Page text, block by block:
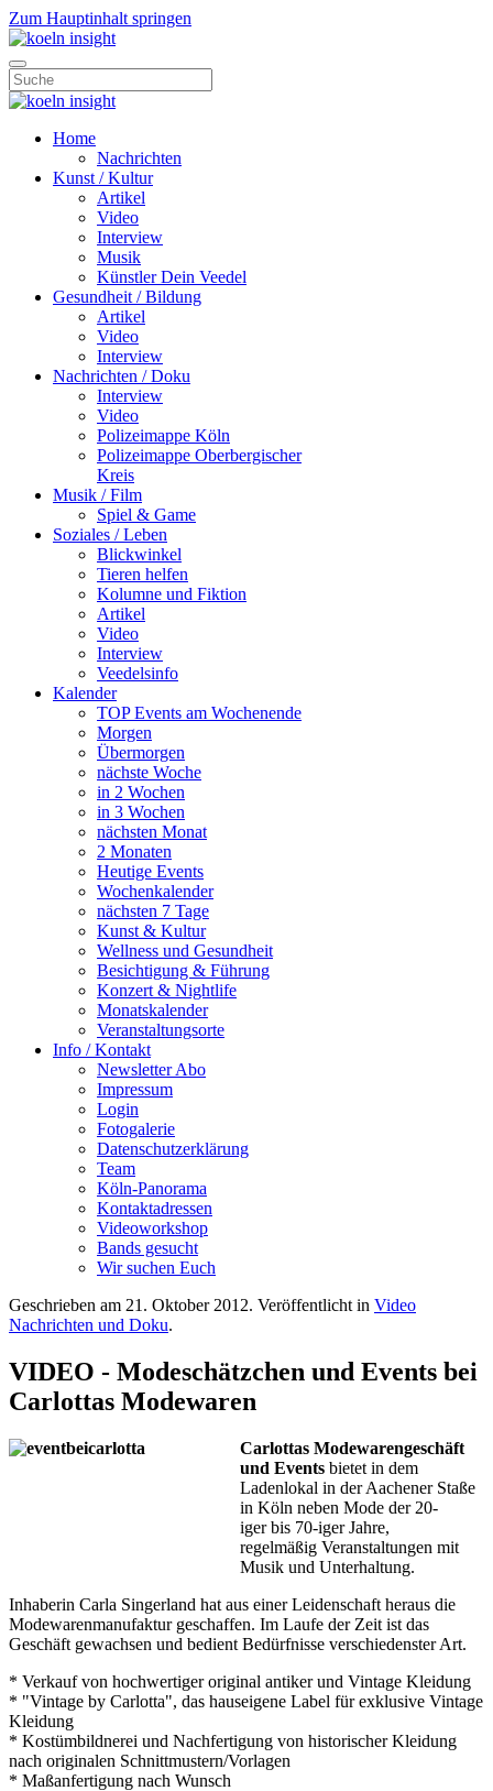
Zum Hauptinhalt springen
Home
Nachrichten
Kunst / Kultur
Artikel
Video
Interview
Musik
Künstler Dein Veedel
Gesundheit / Bildung
Artikel
Video
Interview
Nachrichten / Doku
Interview
Video
Polizeimappe Köln
Polizeimappe Oberbergischer
Kreis
Musik / Film
Spiel & Game
Soziales / Leben
Blickwinkel
Tieren helfen
Kolumne und Fiktion
Artikel
Video
Interview
Veedelsinfo
Kalender
TOP Events am Wochenende
Morgen
Übermorgen
nächste Woche
in 2 Wochen
in 3 Wochen
nächsten Monat
2 Monaten
Heutige Events
Wochenkalender
nächsten 7 Tage
Kunst & Kultur
Wellness und Gesundheit
Besichtigung & Führung
Konzert & Nightlife
Monatskalender
Veranstaltungsorte
Info / Kontakt
Newsletter Abo
Impressum
Login
Fotogalerie
Datenschutzerklärung
Team
Köln-Panorama
Kontaktadressen
Videoworkshop
Bands gesucht
Wir suchen Euch
Geschrieben am 21. Oktober 2012. Veröffentlicht in Video
Nachrichten und Doku.
VIDEO - Modeschätzchen und Events bei
Carlottas Modewaren
Carlottas Modewarengeschäft
und Events bietet in dem
Ladenlokal in der Aachener Staße
in Köln neben Mode der 20-
iger bis 70-iger Jahre,
regelmäßig Veranstaltungen mit
Musik und Unterhaltung.
Inhaberin Carla Singerland hat aus einer Leidenschaft heraus die
Modewarenmanufaktur geschaffen. Im Laufe der Zeit ist das
Geschäft gewachsen und bedient Bedürfnisse verschiedenster Art.
* Verkauf von hochwertiger original antiker und Vintage Kleidung
* "Vintage by Carlotta", das hauseigene Label für exklusive Vintage
Kleidung
* Kostümbildnerei und Nachfertigung von historischer Kleidung
nach originalen Schnittmustern/Vorlagen
* Maßanfertigung nach Wunsch